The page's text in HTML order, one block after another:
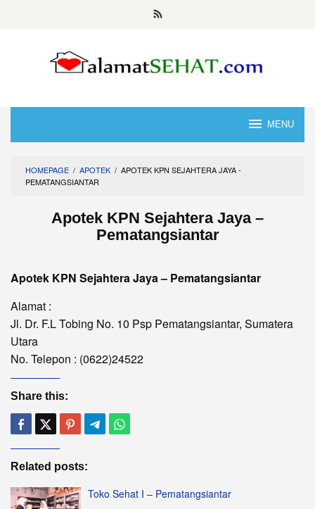
MENU
HOMEPAGE / APOTEK / APOTEK KPN SEJAHTERA JAYA -
PEMATANGSIANTAR
Apotek KPN Sejahtera Jaya –
Pematangsiantar
Apotek KPN Sejahtera Jaya – Pematangsiantar
Alamat :
Jl. Dr. F.L Tobing No. 10 Psp Pematangsiantar, Sumatera
Utara
No. Telepon : (0622)24522
Share this:
Related posts:
Toko Sehat I – Pematangsiantar